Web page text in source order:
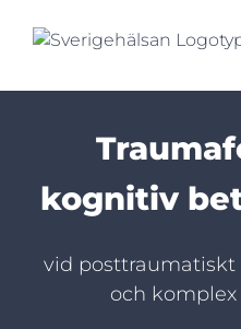
kognitiv
vid posttraumatiskt
och komplex